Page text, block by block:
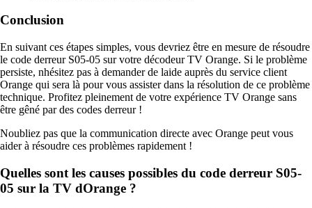
Conclusion
En suivant ces étapes simples, vous devriez être en mesure de résoudre
le code derreur S05-05 sur votre décodeur TV Orange. Si le problème
persiste, nhésitez pas à demander de laide auprès du service client
Orange qui sera là pour vous assister dans la résolution de ce problème
technique. Profitez pleinement de votre expérience TV Orange sans
être gêné par des codes derreur !
Noubliez pas que la communication directe avec Orange peut vous
aider à résoudre ces problèmes rapidement !
Quelles sont les causes possibles du code derreur S05-
05 sur la TV dOrange ?